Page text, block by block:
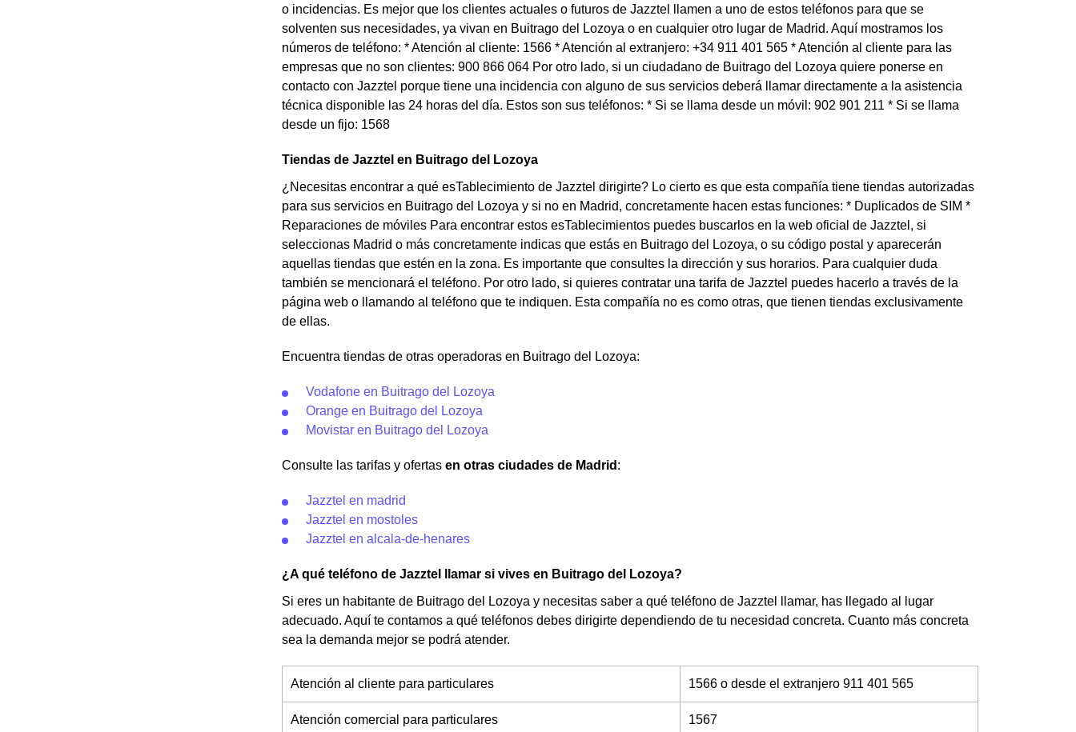
o incidencias. Es mejor que los clientes actuales o futuros de Jazztel llamen a uno de estos teléfonos para que se
solventen sus necesidades, ya vivan en Buitrago del Lozoya o en cualquier otro lugar de Madrid. Aquí mostramos los
números de teléfono: * Atención al cliente: 1566 * Atención al extranjero: +34 911 401 565 * Atención al cliente para las
empresas que no son clientes: 900 866 064 Por otro lado, si un ciudadano de Buitrago del Lozoya quiere ponerse en
contacto con Jazztel porque tiene una incidencia con alguno de sus servicios deberá llamar directamente a la asistencia
técnica disponible las 24 horas del día. Estos son sus teléfonos: * Si se llama desde un móvil: 902 901 211 * Si se llama
desde un fijo: 1568
Tiendas de Jazztel en Buitrago del Lozoya
¿Necesitas encontrar a qué esTablecimiento de Jazztel dirigirte? Lo cierto es que esta compañía tiene tiendas autorizadas
para sus servicios en Buitrago del Lozoya y si no en Madrid, concretamente hacen estas funciones: * Duplicados de SIM *
Reparaciones de móviles Para encontrar estos esTablecimientos puedes buscarlos en la web oficial de Jazztel, si
seleccionas Madrid o más concretamente indicas que estás en Buitrago del Lozoya, o su código postal y aparecerán
aquellas tiendas que estén en la zona. Es importante que consultes la dirección y sus horarios. Para cualquier duda
también se mencionará el teléfono. Por otro lado, si quieres contratar una tarifa de Jazztel puedes hacerlo a través de la
página web o llamando al teléfono que te indiquen. Esta compañía no es como otras, que tienen tiendas exclusivamente
de ellas.
Encuentra tiendas de otras operadoras en Buitrago del Lozoya:
Vodafone en Buitrago del Lozoya
Orange en Buitrago del Lozoya
Movistar en Buitrago del Lozoya
Consulte las tarifas y ofertas en otras ciudades de Madrid :
Jazztel en madrid
Jazztel en mostoles
Jazztel en alcala-de-henares
¿A qué teléfono de Jazztel llamar si vives en Buitrago del Lozoya?
Si eres un habitante de Buitrago del Lozoya y necesitas saber a qué teléfono de Jazztel llamar, has llegado al lugar
adecuado. Aquí te contamos a qué teléfonos debes dirigirte dependiendo de tu necesidad concreta. Cuanto más concreta
sea la demanda mejor se podrá atender.
Atención al cliente para particulares 1566 o desde el extranjero 911 401 565
Atención comercial para particulares 1567